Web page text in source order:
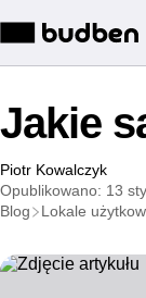
Jakie
Piotr Kowalczyk
Opublikowano: 13
Blog
Lokale